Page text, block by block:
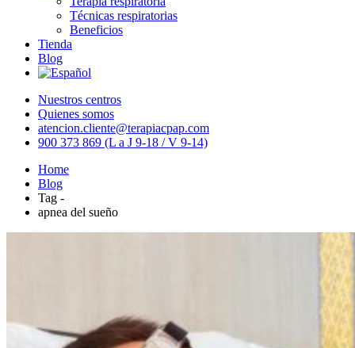
Técnicas respiratorias
Beneficios
Tienda
Blog
Nuestros centros
Quienes somos
atencion.cliente@terapiacpap.com
900 373 869 (L a J 9-18 / V 9-14)
Home
Blog
Tag -
apnea del sueño